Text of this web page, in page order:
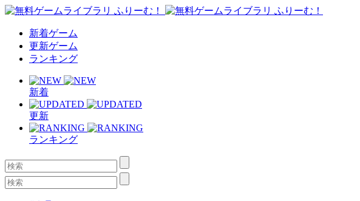
新着ゲーム
更新ゲーム
ランキング
新着
更新
ランキング